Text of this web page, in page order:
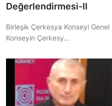
Değerlendirmesi-II
Birleşik Çerkesya Konseyi
Konseyin Çerkesy...